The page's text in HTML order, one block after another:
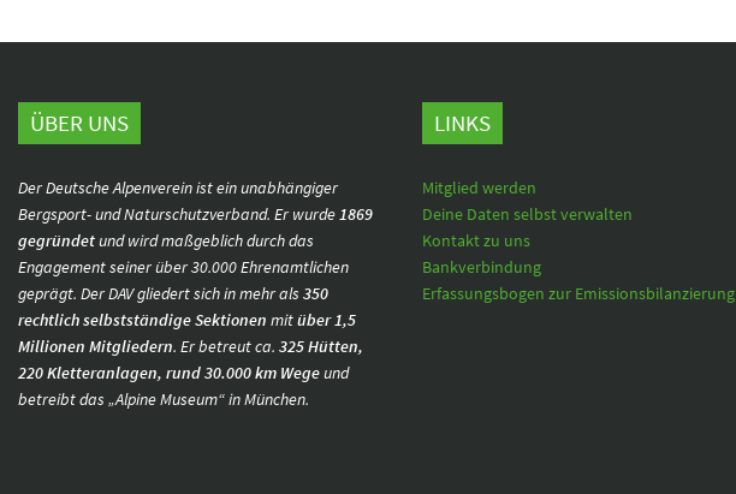
ÜBER UNS
Der Deutsche Alpenverein ist ein unabhängiger
Bergsport- und Naturschutzverband. Er wurde1869
gegründetund wird maßgeblich durch das
Engagement seiner über 30.000 Ehrenamtlichen
geprägt. Der DAV gliedert sich in mehr als 350
rechtlich selbstständige Sektionen mitüber 1,5
Millionen Mitgliedern. Er betreut ca. 325 Hütten,
220 Kletteranlagen, rund 30.000 km Wegeund
betreibt das „Alpine Museum“ in München.
LINKS
Mitglied werden
Deine Daten selbst verwalten
Kontakt zu uns
Bankverbindung
Erfassungsbogen zur Emissionsbilanzierung